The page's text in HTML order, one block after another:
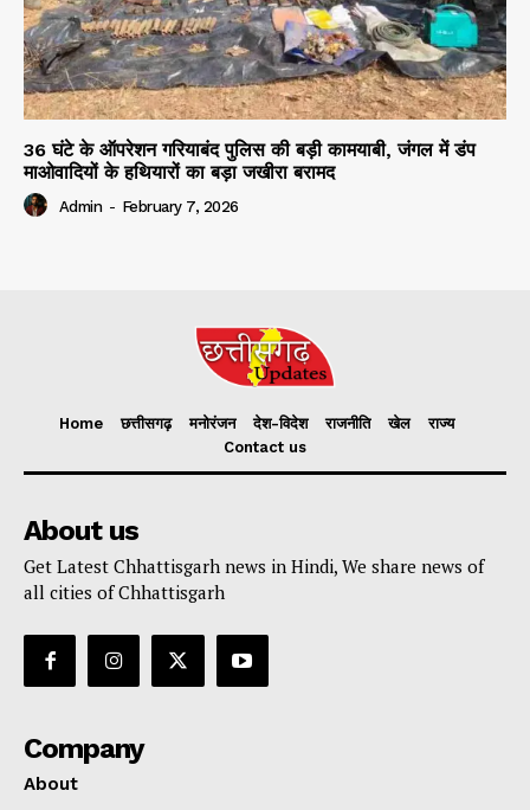
36 घंटे के ऑपरेशन गरियाबंद पुलिस की बड़ी कामयाबी, जंगल में डंप
माओवादियों के हथियारों का बड़ा जखीरा बरामद
Admin - February 7, 2026
Home छत्तीसगढ़ मनोरंजन देश-विदेश राजनीति खेल
राज्य
Contact us
About us
Get Latest Chhattisgarh news in Hindi, We share news of
all cities of Chhattisgarh
Company
About